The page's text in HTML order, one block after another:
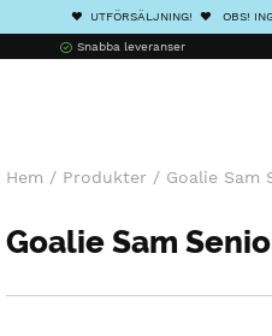
❤️ UTFÖRSÄLJNING! ❤️ OBS!
Snabba leveranser
Hem / Produkter / Goalie Sam
Goalie Sam